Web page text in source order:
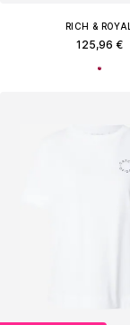
RICH & ROYAL
125,96 €